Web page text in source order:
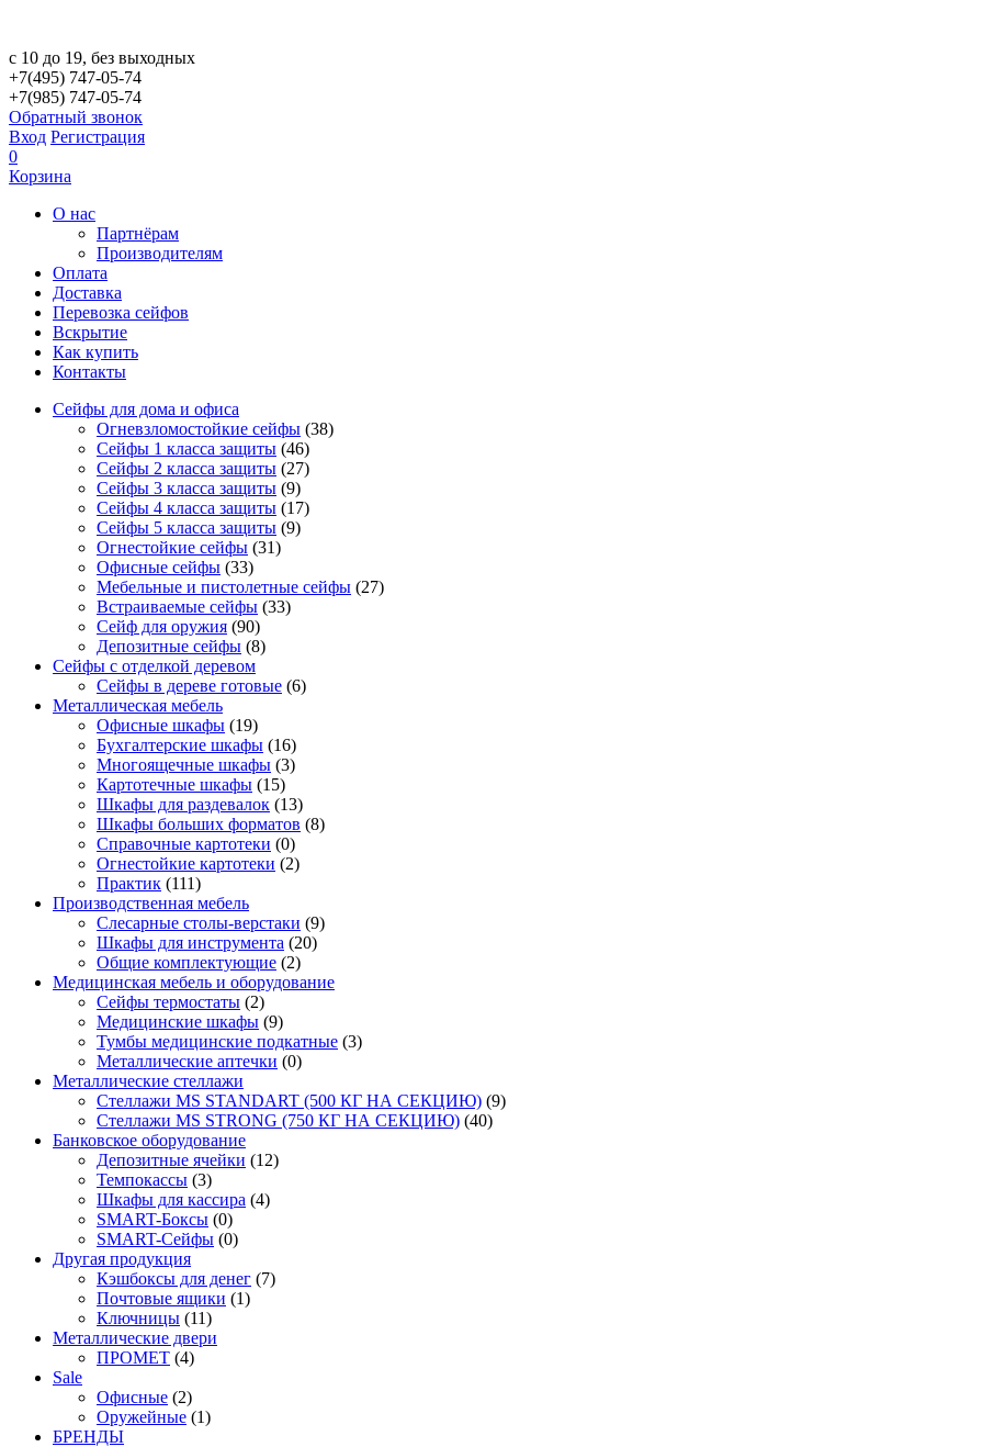
с 10 до 19, без выходных
+7(495) 747-05-74
+7(985) 747-05-74
Обратный звонок
Вход Регистрация
0
Корзина
О нас
Партнёрам
Производителям
Оплата
Доставка
Перевозка сейфов
Вскрытие
Как купить
Контакты
Сейфы для дома и офиса
Огневзломостойкие сейфы (38)
Сейфы 1 класса защиты (46)
Сейфы 2 класса защиты (27)
Сейфы 3 класса защиты (9)
Сейфы 4 класса защиты (17)
Сейфы 5 класса защиты (9)
Огнестойкие сейфы (31)
Офисные сейфы (33)
Мебельные и пистолетные сейфы (27)
Встраиваемые сейфы (33)
Сейф для оружия (90)
Депозитные сейфы (8)
Сейфы с отделкой деревом
Сейфы в дереве готовые (6)
Металлическая мебель
Офисные шкафы (19)
Бухгалтерские шкафы (16)
Многоящечные шкафы (3)
Картотечные шкафы (15)
Шкафы для раздевалок (13)
Шкафы больших форматов (8)
Справочные картотеки (0)
Огнестойкие картотеки (2)
Практик (111)
Производственная мебель
Слесарные столы-верстаки (9)
Шкафы для инструмента (20)
Общие комплектующие (2)
Медицинская мебель и оборудование
Сейфы термостаты (2)
Медицинские шкафы (9)
Тумбы медицинские подкатные (3)
Металлические аптечки (0)
Металлические стеллажи
Стеллажи MS STANDART (500 КГ НА СЕКЦИЮ) (9)
Стеллажи MS STRONG (750 КГ НА СЕКЦИЮ) (40)
Банковское оборудование
Депозитные ячейки (12)
Темпокассы (3)
Шкафы для кассира (4)
SMART-Боксы (0)
SMART-Сейфы (0)
Другая продукция
Кэшбоксы для денег (7)
Почтовые ящики (1)
Ключницы (11)
Металлические двери
ПРОМЕТ (4)
Sale
Офисные (2)
Оружейные (1)
БРЕНДЫ